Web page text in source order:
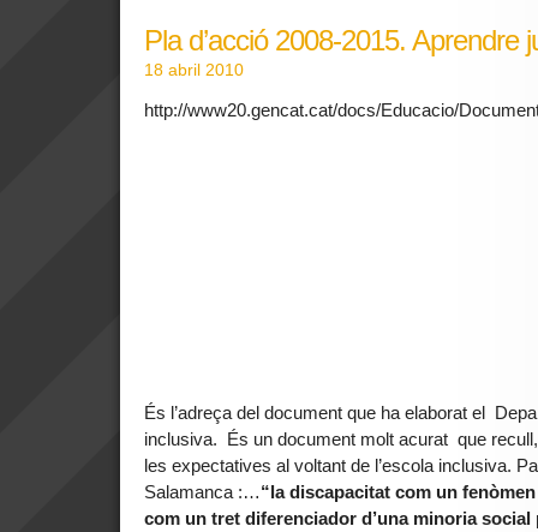
Pla d’acció 2008-2015. Aprendre
18 abril 2010
http://www20.gencat.cat/docs/Educacio/
És l’adreça del document que ha elaborat el
inclusiva. És un document molt acurat que
les expectatives al voltant de l’escola inclusiva.
Salamanca :…“la discapacitat com un
com un tret diferenciador d’una minoria